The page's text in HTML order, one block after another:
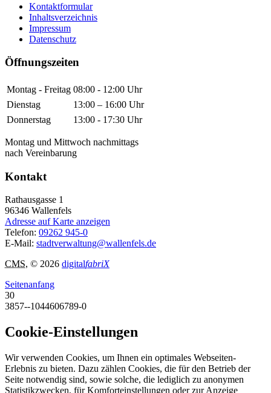
Kontaktformular
Inhaltsverzeichnis
Impressum
Datenschutz
Öffnungszeiten
Montag - Freitag 08:00 - 12:00 Uhr
Dienstag
13:00 – 16:00 Uhr
Donnerstag
13:00 - 17:30 Uhr
Montag und Mittwoch nachmittags
nach Vereinbarung
Kontakt
Rathausgasse 1
96346 Wallenfels
Adresse auf Karte anzeigen
Telefon: 09262 945-0
E-Mail: stadtverwaltung@wallenfels.de
CMS, © 2026 digitalfabriX
Seitenanfang
30
3857--1044606789-0
Cookie-Einstellungen
Wir verwenden Cookies, um Ihnen ein optimales Webseiten-
Erlebnis zu bieten. Dazu zählen Cookies, die für den Betrieb der
Seite notwendig sind, sowie solche, die lediglich zu anonymen
Statistikzwecken, für Komforteinstellungen oder zur Anzeige